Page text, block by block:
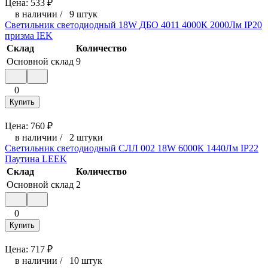
Цена: 533 ₽
в наличии / 9 штук
Светильник светодиодный 18W ДБО 4011 4000К 2000Лм IP20
призма IEK
Склад
Количество
Основной склад 9
0
Купить
Цена: 760 ₽
в наличии / 2 штуки
Светильник светодиодный СЛЛ 002 18W 6000К 1440Лм IP22
Паутина LEEK
Склад
Количество
Основной склад 2
0
Купить
Цена: 717 ₽
в наличии / 10 штук